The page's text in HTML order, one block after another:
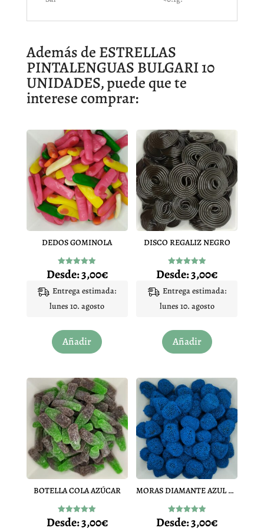
Además de ESTRELLAS
PINTALENGUAS BULGARI 10
UNIDADES, puede que te
interese comprar:
DEDOS GOMINOLA
Valorado
con
de 5
Desde:3,00€
Entrega estimada:
lunes 10. agosto
Añadir
producto
variantes.
Las
opciones
se
pueden
elegir
en
la
DISCO REGALIZ NEGRO
Valorado
con
de 5
Desde:3,00€
Entrega estimada:
lunes 10. agosto
Añadir
producto
variantes.
Las
opciones
se
pueden
elegir
en
la
BOTELLA COLA AZÚCAR
Valorado
con
Desde:3,00€
MORAS DIAMANTE AZUL PINTALENGUA
Valorado
con
Desde:3,00€